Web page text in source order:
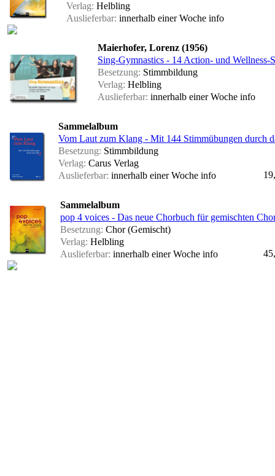
Verlag: Helbling
Auslieferbar: innerhalb einer Woche info
Maierhofer, Lorenz (1956)
Sing-Gymnastics - 14 Action- und Wellness-
Besetzung: Stimmbildung
Verlag: Helbling
Auslieferbar: innerhalb einer Woche info
Sammelalbum
Vom Laut zum Klang - Mit 144 Stimmübungen durch
Besetzung: Stimmbildung
Verlag: Carus Verlag
Auslieferbar: innerhalb einer Woche info
Sammelalbum
pop 4 voices - Das neue Chorbuch für gemischten
Besetzung: Chor (Gemischt)
Verlag: Helbling
Auslieferbar: innerhalb einer Woche info